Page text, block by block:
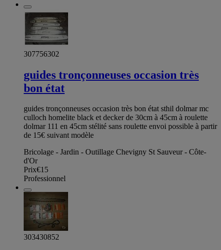
307756302
guides tronçonneuses occasion très
bon état
guides tronçonneuses occasion très bon état sthil dolmar mc
culloch homelite black et decker de 30cm à 45cm à roulette
dolmar 111 en 45cm stélité sans roulette envoi possible à partir
de 15€ suivant modèle
Bricolage - Jardin - Outillage Chevigny St Sauveur - Côte-
d'Or
Prix€15
Professionnel
303430852